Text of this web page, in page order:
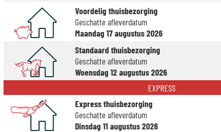
Voordelig thuisbezorging
Geschatte afleverdatum
Maandag 17 augustus 2026
Standaard thuisbezorging
Geschatte afleverdatum
Woensdag 12 augustus 2026
EXPRESS
Express thuisbezorging
Geschatte afleverdatum
Dinsdag 11 augustus 2026